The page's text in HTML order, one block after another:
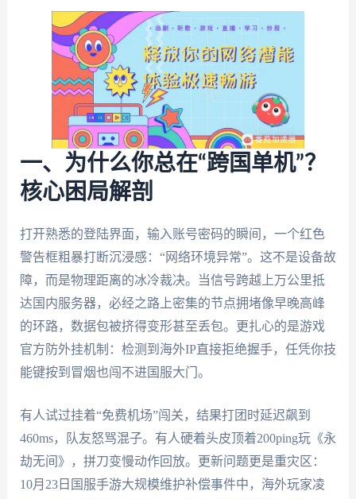
一、为什么你总在“跨国单机”？
核心困局解剖
打开熟悉的登陆界面，输入账号密码的瞬间，一个红色
警告框粗暴打断沉浸感：“网络环境异常”。这不是设备故
障，而是物理距离的冰冷裁决。当信号跨越上万公里抵
达国内服务器，必经之路上密集的节点拥堵像早晚高峰
的环路，数据包被挤得变形甚至丢包。更扎心的是游戏
官方防外挂机制：检测到海外IP直接拒绝握手，任凭你技
能键按到冒烟也闯不进国服大门。
有人试过挂着“免费机场”闯关，结果打团时延迟飙到
460ms，队友怒骂混子。有人硬着头皮顶着200ping玩《永
劫无间》，拼刀变慢动作回放。更新问题更是重灾区：
10月23日国服手游大规模维护补偿事件中，海外玩家凌